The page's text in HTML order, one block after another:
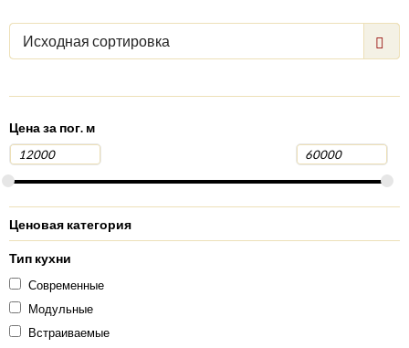
Исходная сортировка
Цена за пог. м
Ценовая категория
Тип кухни
Современные
Модульные
Встраиваемые